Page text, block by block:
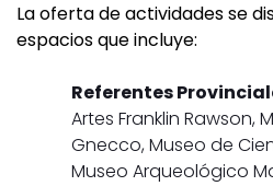
La oferta de actividades se
espacios que incluye:
Referentes
Artes Franklin Rawson,
Gnecco, Museo de
Museo Arqueológico